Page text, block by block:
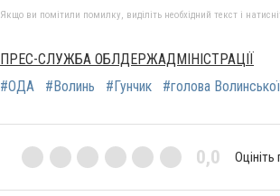
Якщо ви помітили помилку, виділіть необхідний текст і
ПРЕС-СЛУЖБА ОБЛДЕРЖАДМІНІСТРАЦІЇ
#ОДА
#Волинь #Гунчик #голова
0,0